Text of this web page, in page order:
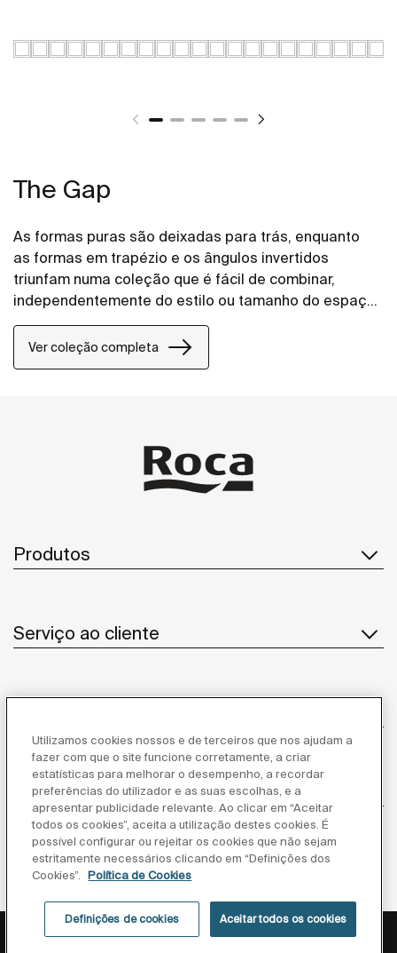
The Gap
As formas puras são deixadas para trás, enquanto
as formas em trapézio e os ângulos invertidos
triunfam numa coleção que é fácil de combinar,
independentemente do estilo ou tamanho do espaço
de banho.
Ver coleção completa
Produtos
Serviço ao cliente
Inspiração
Siga-nos
Política de privacidade
Utilizamos cookies nossos e de terceiros que nos ajudam a
fazer com que o site funcione corretamente, a criar
estatísticas para melhorar o desempenho, a recordar
preferências do utilizador e as suas escolhas, e a
apresentar publicidade relevante. Ao clicar em “Aceitar
todos os cookies”, aceita a utilização destes cookies. É
possível configurar ou rejeitar os cookies que não sejam
estritamente necessários clicando em “Definições dos
Cookies”.
Política de Cookies
Definições de cookies Aceitar todos os cookies